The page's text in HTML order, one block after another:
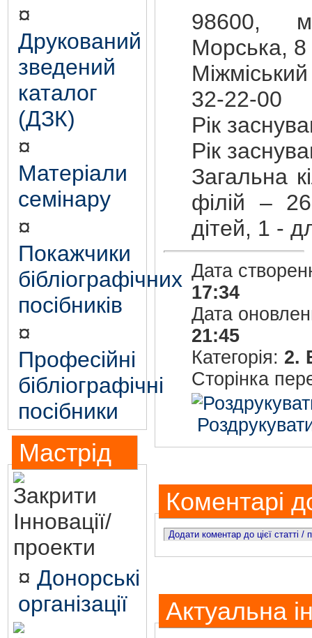
¤
Друкований
зведений
каталог
(ДЗК)
¤
Матеріали
семінару
¤
Покажчики
бібліографічних
посібників
¤
Професійні
бібліографічні
посібники
Мастрід
Інновації/
проекти
¤ Донорські
організації
98600,
Морська, 8
32-22-00
Рік
Рік
Загальна
філій –
дітей, 1 -
Дата
17:34
Дата
21:45
Категорія: 2.
Сторінка
Коментарі
Додати коментар до цієї статті /
Актуальна